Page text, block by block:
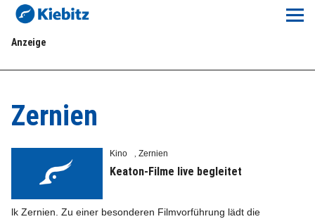
Kiebitz-Online
Anzeigenpreise
Meine Region Online
Anzeige
Zernien
Kino ,Zernien
Keaton-Filme live begleitet
lk Zernien. Zu einer besonderen Filmvorführung lädt die